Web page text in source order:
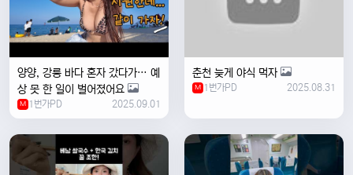
양양, 강릉 바다 혼자 갔다가… 예
상 못 한 일이 벌어졌어요
M 1번가PD 2025.09.01
춘천 늦게 야식 먹자
M 1번가PD 2025.08.31